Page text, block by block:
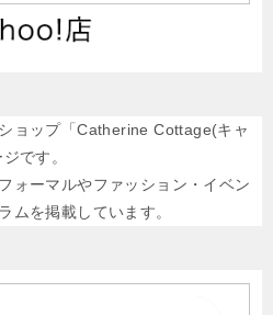
ョップ「Catherine Cottage(キャ
です。
ォーマルやファッション・イベン
ムを掲載しています。